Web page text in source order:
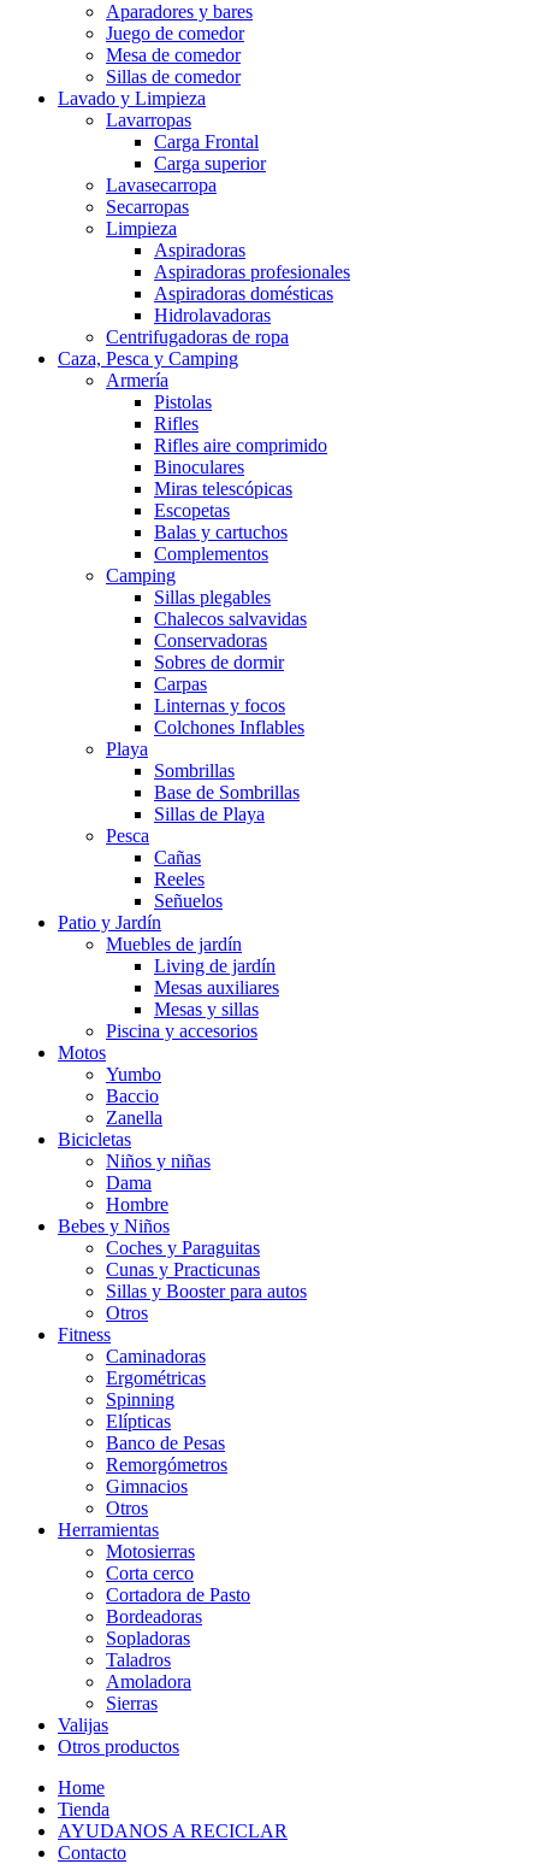
Aparadores y bares
Juego de comedor
Mesa de comedor
Sillas de comedor
Lavado y Limpieza
Lavarropas
Carga Frontal
Carga superior
Lavasecarropa
Secarropas
Limpieza
Aspiradoras
Aspiradoras profesionales
Aspiradoras domésticas
Hidrolavadoras
Centrifugadoras de ropa
Caza, Pesca y Camping
Armería
Pistolas
Rifles
Rifles aire comprimido
Binoculares
Miras telescópicas
Escopetas
Balas y cartuchos
Complementos
Camping
Sillas plegables
Chalecos salvavidas
Conservadoras
Sobres de dormir
Carpas
Linternas y focos
Colchones Inflables
Playa
Sombrillas
Base de Sombrillas
Sillas de Playa
Pesca
Cañas
Reeles
Señuelos
Patio y Jardín
Muebles de jardín
Living de jardín
Mesas auxiliares
Mesas y sillas
Piscina y accesorios
Motos
Yumbo
Baccio
Zanella
Bicicletas
Niños y niñas
Dama
Hombre
Bebes y Niños
Coches y Paraguitas
Cunas y Practicunas
Sillas y Booster para autos
Otros
Fitness
Caminadoras
Ergométricas
Spinning
Elípticas
Banco de Pesas
Remorgómetros
Gimnacios
Otros
Herramientas
Motosierras
Corta cerco
Cortadora de Pasto
Bordeadoras
Sopladoras
Taladros
Amoladora
Sierras
Valijas
Otros productos
Home
Tienda
AYUDANOS A RECICLAR
Contacto